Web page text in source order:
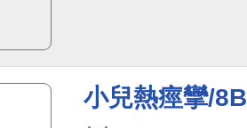
小兒熱痙攣/8B